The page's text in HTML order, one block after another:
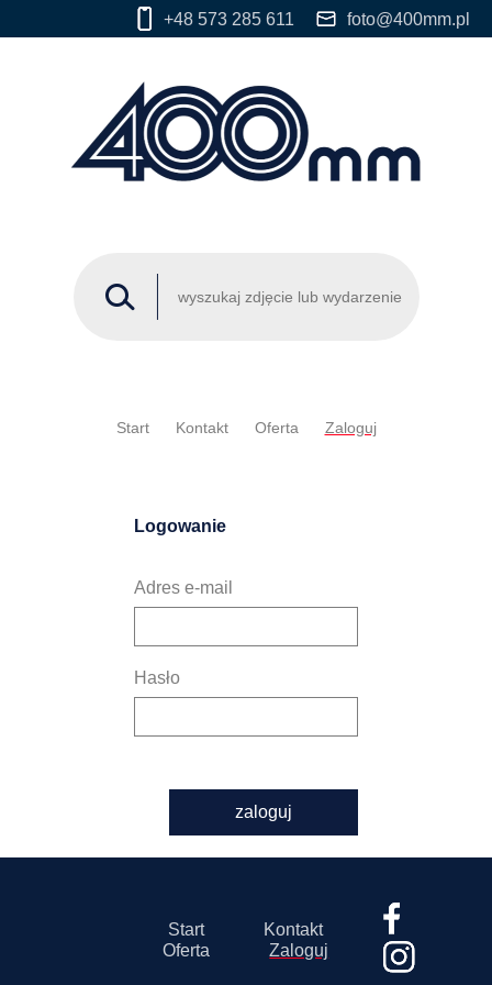
+48 573 285 611 foto@400mm.pl
Start Kontakt Oferta Zaloguj
Logowanie
Adres e-mail
Hasło
zaloguj
Start
Kontakt
Oferta
Zaloguj